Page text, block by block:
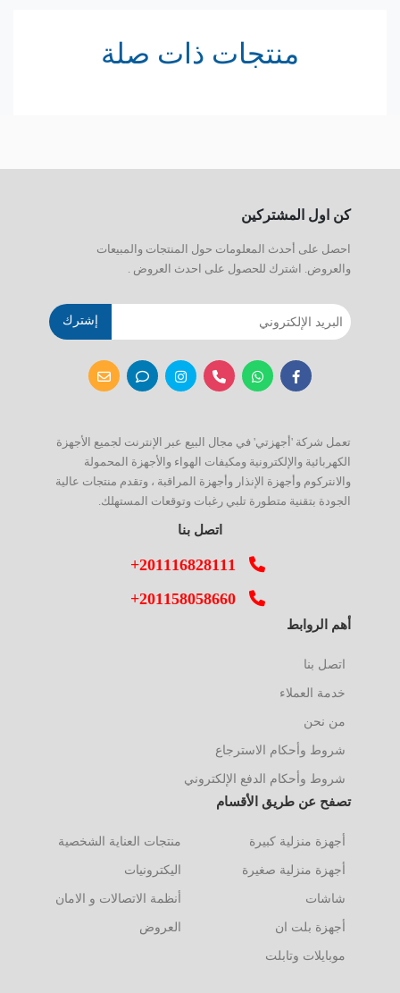
منتجات ذات صلة
كن اول المشتركين
احصل على أحدث المعلومات حول المنتجات والمبيعات
والعروض. اشترك للحصول على احدث العروض .
إشترك
تعمل شركة 'أجهزتي' في مجال البيع عبر الإنترنت لجميع الأجهزة
الكهربائية والإلكترونية ومكيفات الهواء والأجهزة المحمولة
والانتركوم وأجهزة الإنذار وأجهزة المراقبة ، وتقدم منتجات عالية
الجودة بتقنية متطورة تلبي رغبات وتوقعات المستهلك.
اتصل بنا
+201116828111
+201158058660
أهم الروابط
اتصل بنا
خدمة العملاء
من نحن
شروط وأحكام الاسترجاع
شروط وأحكام الدفع الإلكتروني
تصفح عن طريق الأقسام
أجهزة منزلية كبيرة
أجهزة منزلية صغيرة
شاشات
أجهزة بلت ان
موبايلات وتابلت
منتجات العناية الشخصية
اليكترونيات
أنظمة الاتصالات و الامان
العروض